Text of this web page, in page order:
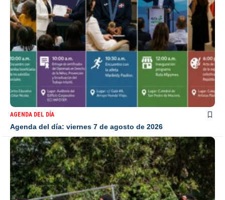
AGENDA DEL DÍA
Agenda del día: viernes 7 de agosto de 2026